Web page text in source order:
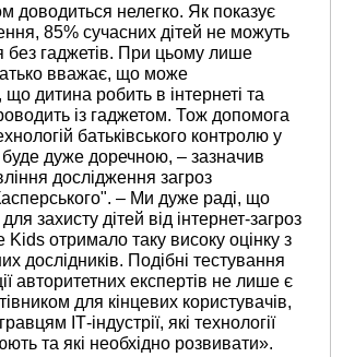
доводиться нелегко. Як показує
85% сучасних дітей не можуть
без гаджетів. При цьому лише
вважає, що може
дитина робить в інтернеті та
із гаджетом. Тож допомога
батьківського контролю у
буде дуже доречною, – зазначив
дослідження загроз
– Ми дуже раді, що
захисту дітей від інтернет-загроз
Kids отримало таку високу оцінку з
дослідників. Подібні тестування
авторитетних експертів не лише є
для кінцевих користувачів,
ІТ-індустрії, які технології
та які необхідно розвивати».